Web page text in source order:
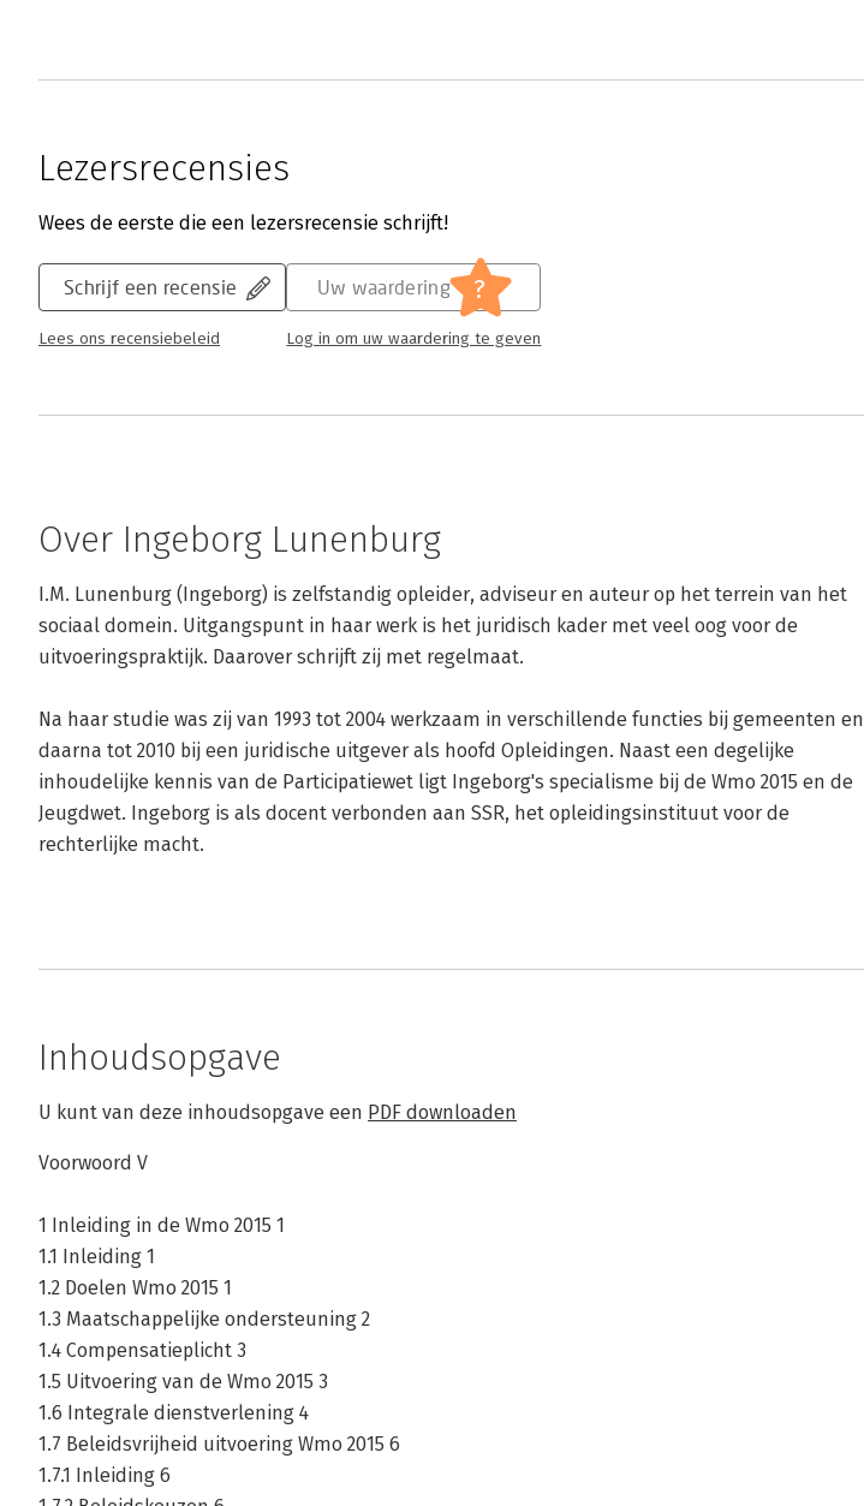
Lezersrecensies
Wees de eerste die een lezersrecensie schrijft!
Schrijf een recensie
Lees ons recensiebeleid
Uw waardering ?
Log in om uw waardering te geven
Over Ingeborg Lunenburg
I.M. Lunenburg (Ingeborg) is zelfstandig opleider, adviseur en auteur op het terrein van het
sociaal domein. Uitgangspunt in haar werk is het juridisch kader met veel oog voor de
uitvoeringspraktijk. Daarover schrijft zij met regelmaat.
Na haar studie was zij van 1993 tot 2004 werkzaam in verschillende functies bij gemeenten en
daarna tot 2010 bij een juridische uitgever als hoofd Opleidingen. Naast een degelijke
inhoudelijke kennis van de Participatiewet ligt Ingeborg's specialisme bij de Wmo 2015 en de
Jeugdwet. Ingeborg is als docent verbonden aan SSR, het opleidingsinstituut voor de
rechterlijke macht.
Inhoudsopgave
U kunt van deze inhoudsopgave een PDF downloaden
Voorwoord V
1 Inleiding in de Wmo 2015 1
1.1 Inleiding 1
1.2 Doelen Wmo 2015 1
1.3 Maatschappelijke ondersteuning 2
1.4 Compensatieplicht 3
1.5 Uitvoering van de Wmo 2015 3
1.6 Integrale dienstverlening 4
1.7 Beleidsvrijheid uitvoering Wmo 2015 6
1.7.1 Inleiding 6